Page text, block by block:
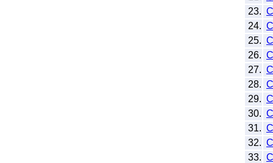
23.
24.
25.
26.
27.
28.
29.
30.
31.
32.
33.